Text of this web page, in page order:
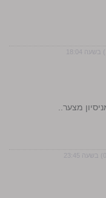
מצער..